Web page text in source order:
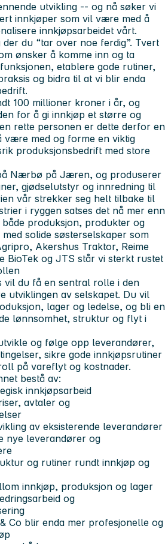
utvikling -- og nå søker vi
innkjøper som vil være med å
innkjøpsarbeidet vårt.
du “tar over noe ferdig”. Tvert
ønsker å komme inn og ta
etablere gode rutiner,
og bidra til at vi blir enda
100 millioner kroner i år, og
for å gi innkjøp et større og
rette personen er dette derfor en
være med og forme en viktig
produksjonsbedrift med store
Nærbø på Jæren, og produserer
gjødselutstyr og innredning til
vår strekker seg helt tilbake til
i ryggen satses det nå mer enn
produksjon, produkter og
solide søsterselskaper som
Akershus Traktor, Reime
BioTek og JTS står vi sterkt rustet
vil du få en sentral rolle i den
utviklingen av selskapet. Du vil
lager og ledelse, og bli en
lønnsomhet, struktur og flyt i
og følge opp leverandører,
sikre gode innkjøpsrutiner
på vareflyt og kostnader.
bestå av:
innkjøpsarbeid
avtaler og
av eksisterende leverandører
nye leverandører og
og rutiner rundt innkjøp og
innkjøp, produksjon og lager
og
Co blir enda mer profesjonelle og